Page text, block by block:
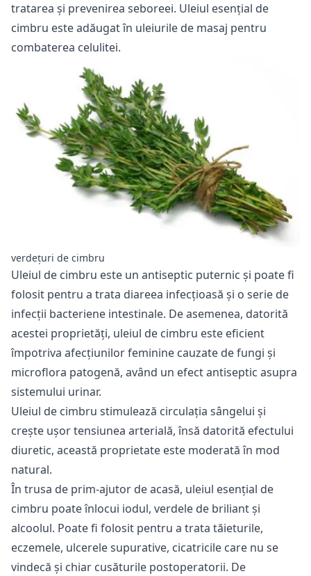
tratarea și prevenirea seboreei. Uleiul esențial de
cimbru este adăugat în uleiurile de masaj pentru
combaterea celulitei.
verdețuri de cimbru
Uleiul de cimbru este un antiseptic puternic și poate fi
folosit pentru a trata diareea infecțioasă și o serie de
infecții bacteriene intestinale. De asemenea, datorită
acestei proprietăți, uleiul de cimbru este eficient
împotriva afecțiunilor feminine cauzate de fungi și
microflora patogenă, având un efect antiseptic asupra
sistemului urinar.
Uleiul de cimbru stimulează circulația sângelui și
crește ușor tensiunea arterială, însă datorită efectului
diuretic, această proprietate este moderată în mod
natural.
În trusa de prim-ajutor de acasă, uleiul esențial de
cimbru poate înlocui iodul, verdele de briliant și
alcoolul. Poate fi folosit pentru a trata tăieturile,
eczemele, ulcerele supurative, cicatricile care nu se
vindecă și chiar cusăturile postoperatorii. De